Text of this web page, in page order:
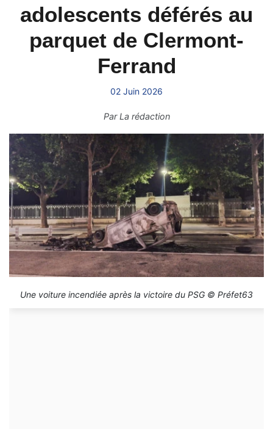
adolescents déférés au
parquet de Clermont-
Ferrand
02 Juin 2026
ParLa rédaction
Une voiture incendiée après la victoire du PSG © Préfet63